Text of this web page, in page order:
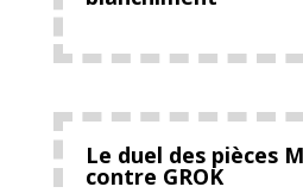
Le duel des pièces
contre GROK